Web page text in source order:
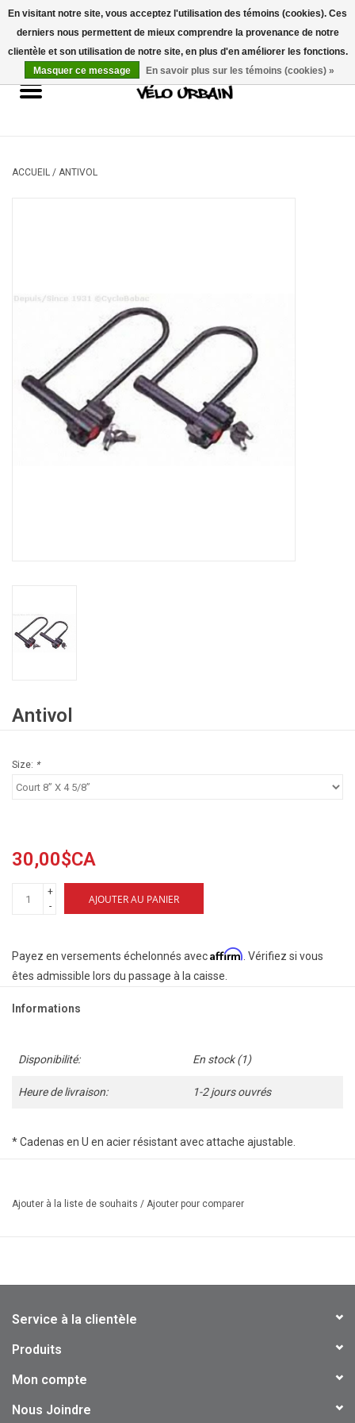
USD/CAD 0 Articles - 0,00$CA
Vélos neufs
Mécanique
Composantes
ACCUEIL / ANTIVOL
Antivol
Size: *
30,00$CA
+
-
AJOUTER AU PANIER
Payez en versements échelonnés avecAffirm. Vérifiez si vous
êtes admissible lors du passage à la caisse.
Informations
Disponibilité: En stock(1)
Heure de livraison: 1-2 jours ouvrés
* Cadenas en U en acier résistant avec attache ajustable.
* D 3 touches
Ajouter à la liste de souhaits / Ajouter pour comparer
Service à la clientèle
Produits
Mon compte
Nous Joindre
En visitant notre site, vous acceptez l'utilisation des témoins (cookies). Ces
derniers nous permettent de mieux comprendre la provenance de notre
clientèle et son utilisation de notre site, en plus d'en améliorer les fonctions.
Masquer ce message
En savoir plus sur les témoins (cookies) »